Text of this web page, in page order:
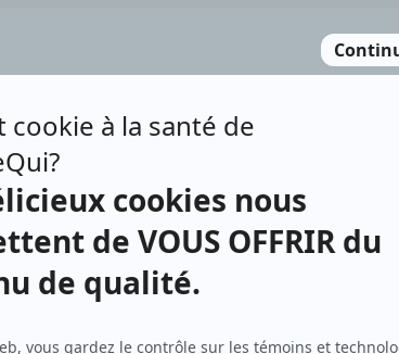
Personnages
Les Armes Réceptionniste
5e rang(Cliente de Nancy2023)